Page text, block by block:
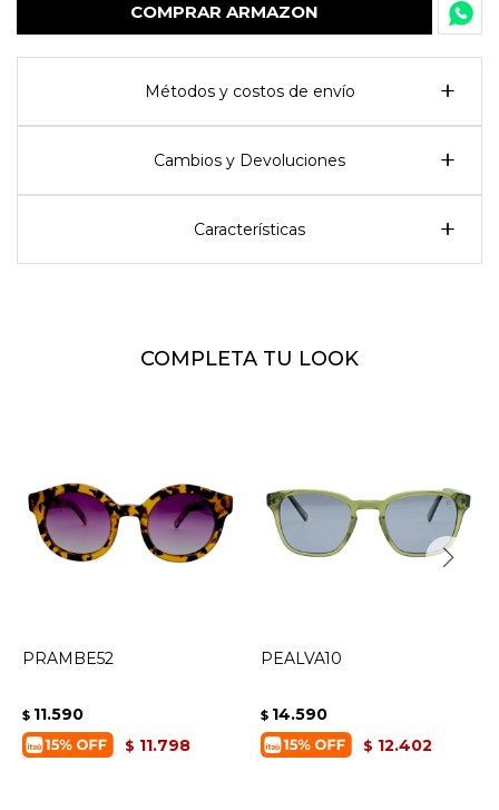
COMPRAR ARMAZON
Métodos y costos de envío
Cambios y Devoluciones
Características
COMPLETA TU LOOK
PRAMBE52
$ 11.590
$ 11.798
PEALVA10
$ 14.590
$ 12.402